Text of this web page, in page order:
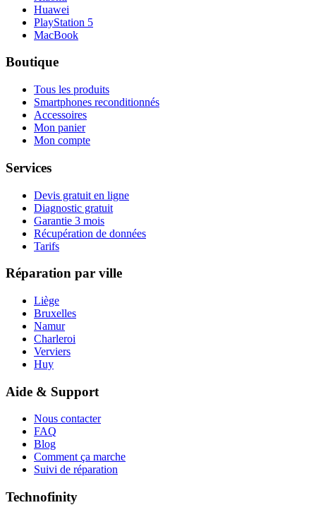
Huawei
PlayStation 5
MacBook
Boutique
Tous les produits
Smartphones reconditionnés
Accessoires
Mon panier
Mon compte
Services
Devis gratuit en ligne
Diagnostic gratuit
Garantie 3 mois
Récupération de données
Tarifs
Réparation par ville
Liège
Bruxelles
Namur
Charleroi
Verviers
Huy
Aide & Support
Nous contacter
FAQ
Blog
Comment ça marche
Suivi de réparation
Technofinity